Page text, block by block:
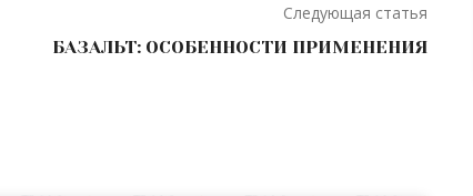
Следующая статья
БАЗАЛЬТ: ОСОБЕННОСТИ ПРИМЕНЕНИЯ